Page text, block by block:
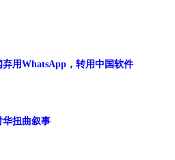
用WhatsApp，转用中国软件
华扭曲叙事